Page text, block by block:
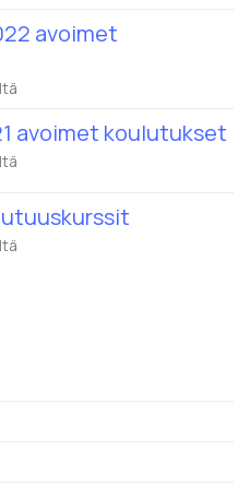
Training
ja
alkaen
nimi
avoimet
2022
avoimet
avoimet koulutukset
avoimet
koulutukset